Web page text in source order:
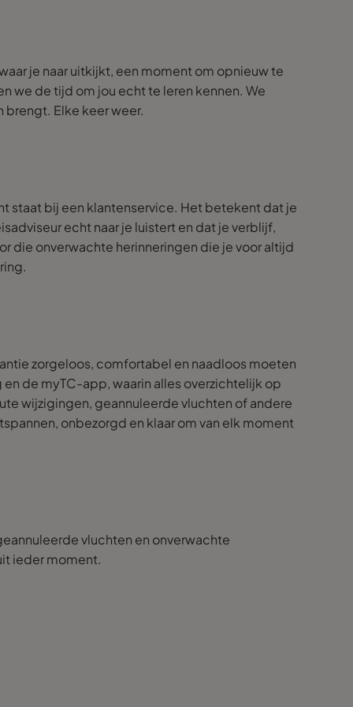
je naar uitkijkt, een moment om opnieuw te
we de tijd om jou echt te leren kennen. We
brengt. Elke keer weer.
staat bij een klantenservice. Het betekent dat je
echt naar je luistert en dat je verblijf,
die onverwachte herinneringen die je voor altijd
zorgeloos, comfortabel en naadloos moeten
de myTC-app, waarin alles overzichtelijk op
wijzigingen, geannuleerde vluchten of andere
onbezorgd en klaar om van elk moment
vluchten en onverwachte
ieder moment.